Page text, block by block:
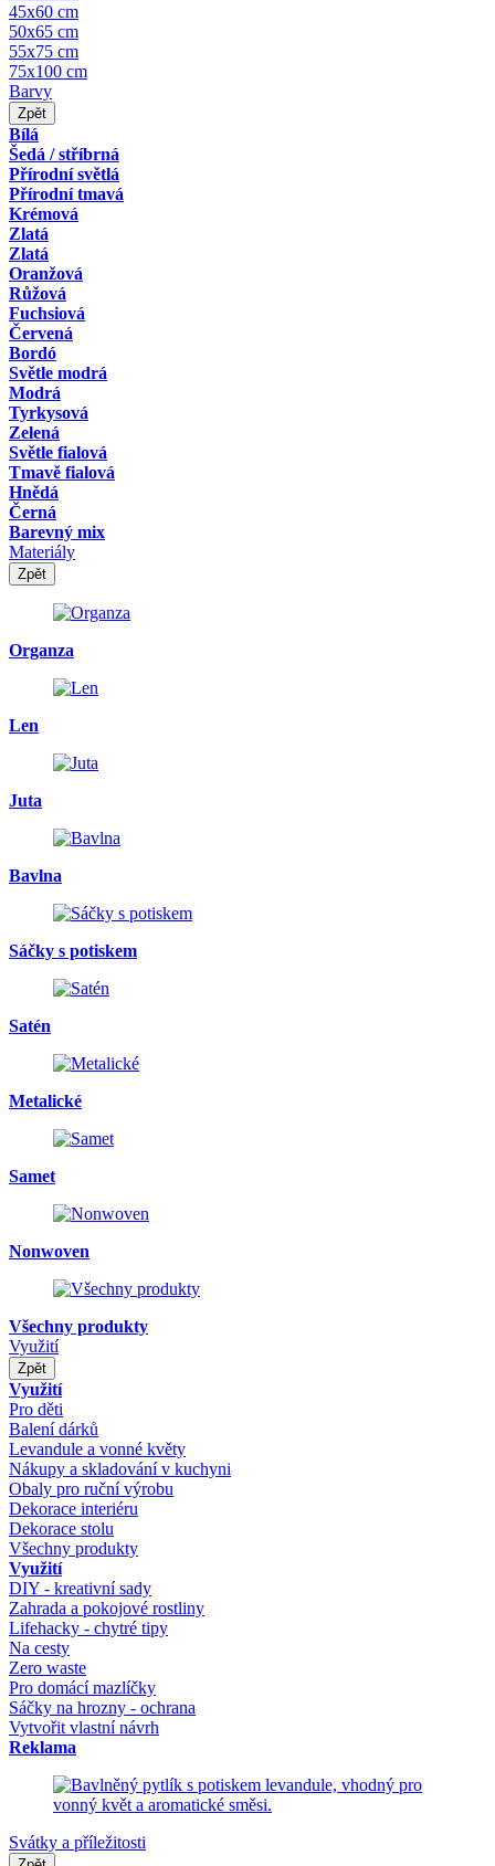
45x60 cm
50x65 cm
55x75 cm
75x100 cm
Barvy
Zpět
Bílá
Šedá / stříbrná
Přírodní světlá
Přírodní tmavá
Krémová
Zlatá
Zlatá
Oranžová
Růžová
Fuchsiová
Červená
Bordó
Světle modrá
Modrá
Tyrkysová
Zelená
Světle fialová
Tmavě fialová
Hnědá
Černá
Barevný mix
Materiály
Zpět
Organza
Len
Juta
Bavlna
Sáčky s potiskem
Satén
Metalické
Samet
Nonwoven
Všechny produkty
Využití
Zpět
Využití
Pro děti
Balení dárků
Levandule a vonné květy
Nákupy a skladování v kuchyni
Obaly pro ruční výrobu
Dekorace interiéru
Dekorace stolu
Všechny produkty
Využití
DIY - kreativní sady
Zahrada a pokojové rostliny
Lifehacky - chytré tipy
Na cesty
Zero waste
Pro domácí mazlíčky
Sáčky na hrozny - ochrana
Vytvořit vlastní návrh
Reklama
Svátky a příležitosti